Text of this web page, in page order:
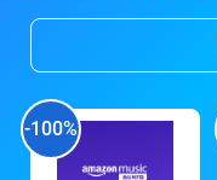
-100%